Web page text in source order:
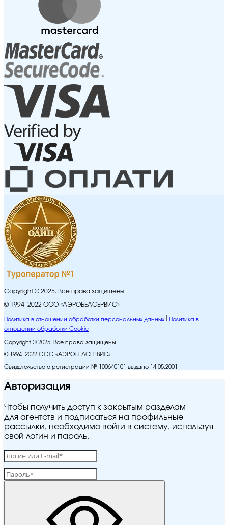
Copyright © 2025. Все права защищены
© 1994–2022 ООО «АЭРОБЕЛСЕРВИС»
Политика в отношении обработки персональных данных
Политика в
отношении обработки Cookie
Copyright © 2025. Все права защищены
© 1994–2022 ООО «АЭРОБЕЛСЕРВИС»
Свидетельство о регистрации № 100640101 выдано 14.05.2001
Авторизация
Чтобы получить доступ к закрытым разделам
для агентств и подписаться на профильные
рассылки, необходимо войти в систему, используя
свой логин и пароль.